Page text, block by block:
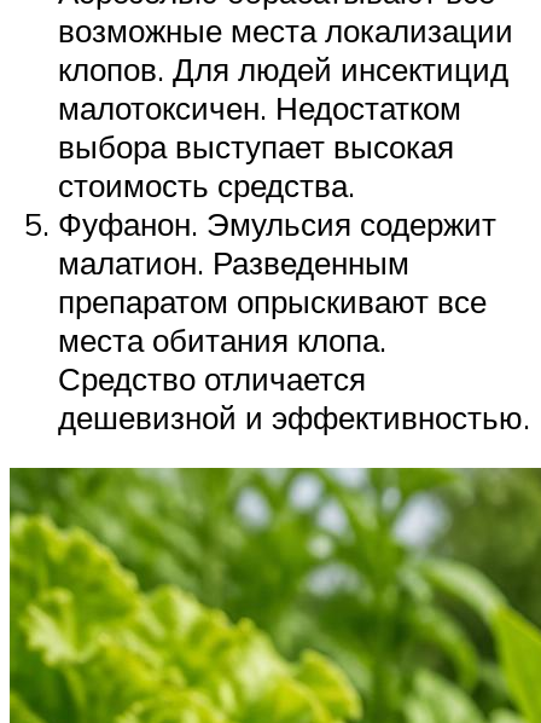
возможные места локализации
клопов. Для людей инсектицид
малотоксичен. Недостатком
выбора выступает высокая
стоимость средства.
Фуфанон. Эмульсия содержит
малатион. Разведенным
препаратом опрыскивают все
места обитания клопа.
Средство отличается
дешевизной и эффективностью.